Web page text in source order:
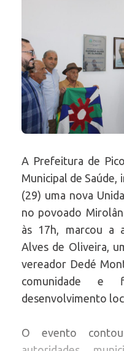
A Prefeitura de
Municipal de
(29) uma nova
no povoado
às 17h, marcou a
Alves de Oliveira,
vereador Dedé
comunidade e
desenvolvimento
O evento